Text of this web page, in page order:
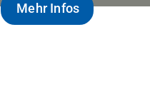
Mehr Infos